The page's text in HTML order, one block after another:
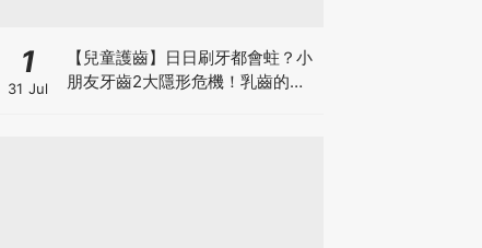
1
31 Jul
【兒童護齒】日日刷牙都會蛀？小
朋友牙齒2大隱形危機！乳齒的琺